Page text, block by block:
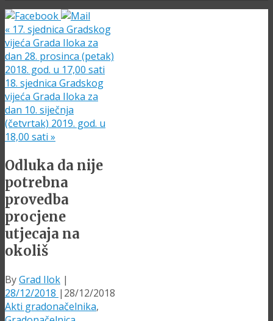
« 17. sjednica Gradskog
vijeća Grada Iloka za
dan 28. prosinca (petak)
2018. god. u 17,00 sati
18. sjednica Gradskog
vijeća Grada Iloka za
dan 10. siječnja
(četvrtak) 2019. god. u
18,00 sati »
Odluka da nije
potrebna
provedba
procjene
utjecaja na
okoliš
ByGrad Ilok |
28/12/2018 | 28/12/2018
Akti gradonačelnika,